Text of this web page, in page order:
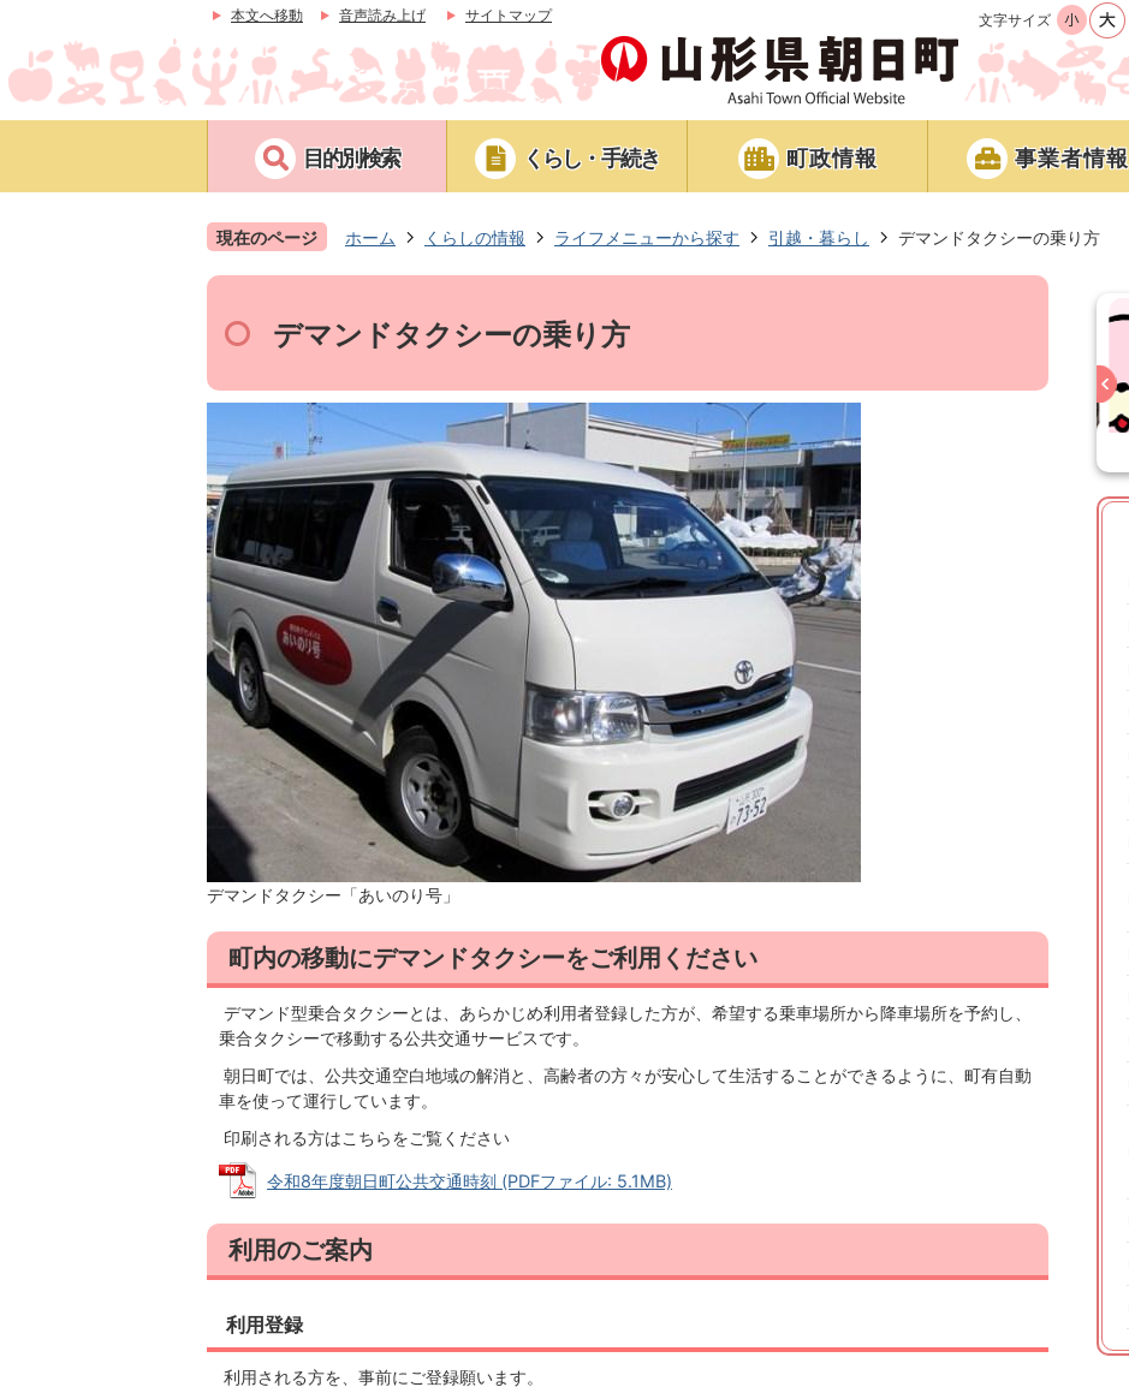
本文へ移動 音声読み上げ サイトマップ 文字サイズ
目的別検索 くらし・手続き 町政情報 事業者情報
現在のページ ホーム くらしの情報 ライフメニューから探す 引越・暮らし デマンドタクシーの乗り方
デマンドタクシーの乗り方
デマンドタクシー「あいのり号」
町内の移動にデマンドタクシーをご利用ください
デマンド型乗合タクシーとは、あらかじめ利用者登録した方が、希望する乗車場所から降車場所を予約し、
乗合タクシーで移動する公共交通サービスです。
朝日町では、公共交通空白地域の解消と、高齢者の方々が安心して生活することができるように、町有自動
車を使って運行しています。
印刷される方はこちらをご覧ください
令和8年度朝日町公共交通時刻 (PDFファイル: 5.1MB)
利用のご案内
利用登録
利用される方を、事前にご登録願います。